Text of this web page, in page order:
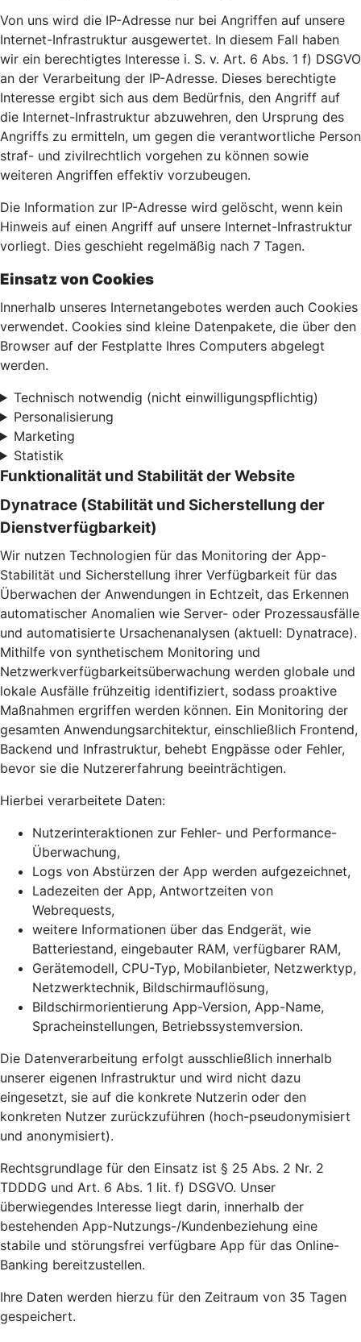
Von uns wird die IP-Adresse nur bei Angriffen auf unsere
Internet-Infrastruktur ausgewertet. In diesem Fall haben
wir ein berechtigtes Interesse i. S. v. Art. 6 Abs. 1 f) DSGVO
an der Verarbeitung der IP-Adresse. Dieses berechtigte
Interesse ergibt sich aus dem Bedürfnis, den Angriff auf
die Internet-Infrastruktur abzuwehren, den Ursprung des
Angriffs zu ermitteln, um gegen die verantwortliche Person
straf- und zivilrechtlich vorgehen zu können sowie
weiteren Angriffen effektiv vorzubeugen.
Die Information zur IP-Adresse wird gelöscht, wenn kein
Hinweis auf einen Angriff auf unsere Internet-Infrastruktur
vorliegt. Dies geschieht regelmäßig nach 7 Tagen.
Einsatz von Cookies
Innerhalb unseres Internetangebotes werden auch Cookies
verwendet. Cookies sind kleine Datenpakete, die über den
Browser auf der Festplatte Ihres Computers abgelegt
werden.
Technisch notwendig (nicht einwilligungspflichtig)
Personalisierung
Marketing
Statistik
Funktionalität und Stabilität der Website
Dynatrace (Stabilität und Sicherstellung der
Dienstverfügbarkeit)
Wir nutzen Technologien für das Monitoring der App-
Stabilität und Sicherstellung ihrer Verfügbarkeit für das
Überwachen der Anwendungen in Echtzeit, das Erkennen
automatischer Anomalien wie Server- oder Prozessausfälle
und automatisierte Ursachenanalysen (aktuell: Dynatrace).
Mithilfe von synthetischem Monitoring und
Netzwerkverfügbarkeitsüberwachung werden globale und
lokale Ausfälle frühzeitig identifiziert, sodass proaktive
Maßnahmen ergriffen werden können. Ein Monitoring der
gesamten Anwendungsarchitektur, einschließlich Frontend,
Backend und Infrastruktur, behebt Engpässe oder Fehler,
bevor sie die Nutzererfahrung beeinträchtigen.
Hierbei verarbeitete Daten:
Nutzerinteraktionen zur Fehler- und Performance-
Überwachung,
Logs von Abstürzen der App werden aufgezeichnet,
Ladezeiten der App, Antwortzeiten von
Webrequests,
weitere Informationen über das Endgerät, wie
Batteriestand, eingebauter RAM, verfügbarer RAM,
Gerätemodell, CPU-Typ, Mobilanbieter, Netzwerktyp,
Netzwerktechnik, Bildschirmauflösung,
Bildschirmorientierung App-Version, App-Name,
Spracheinstellungen, Betriebssystemversion.
Die Datenverarbeitung erfolgt ausschließlich innerhalb
unserer eigenen Infrastruktur und wird nicht dazu
eingesetzt, sie auf die konkrete Nutzerin oder den
konkreten Nutzer zurückzuführen (hoch-pseudonymisiert
und anonymisiert).
Rechtsgrundlage für den Einsatz ist § 25 Abs. 2 Nr. 2
TDDDG und Art. 6 Abs. 1 lit. f) DSGVO. Unser
überwiegendes Interesse liegt darin, innerhalb der
bestehenden App-Nutzungs-/Kundenbeziehung eine
stabile und störungsfrei verfügbare App für das Online-
Banking bereitzustellen.
Ihre Daten werden hierzu für den Zeitraum von 35 Tagen
gespeichert.